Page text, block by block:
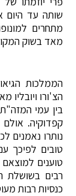
שותה עד היום
מתחרים
מאד בשוק
הממלכות
הצ'ורו ויובליו
בין עמי המזה"ת
קפדוקיה.
נותרו נאמנים
טובים לפיכך
טוענים
רבים בשושלת
כנסיות רבות